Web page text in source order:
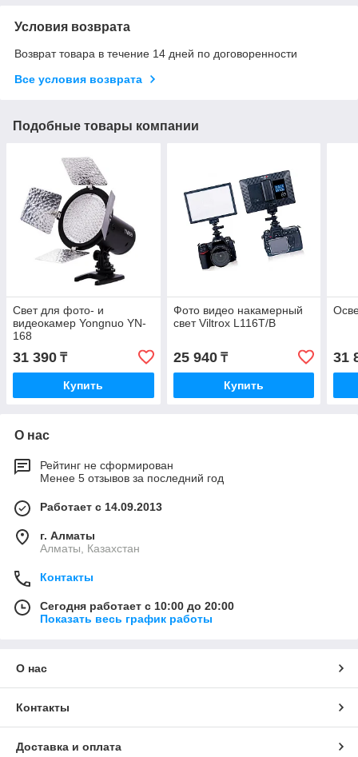
Условия возврата
Возврат товара в течение 14 дней по договоренности
Все условия возврата
Подобные товары компании
Свет для фото- и
видеокамер Yongnuo YN-
168
31 390 ₸
Купить
Фото видео накамерный
свет Viltrox L116T/B
25 940₸
Купить
31
О нас
Рейтинг не сформирован
Менее 5 отзывов за последний год
Работает с 14.09.2013
г. Алматы
Алматы, Казахстан
Контакты
Сегодня работает с 10:00 до 20:00
Показать весь график работы
О нас
Контакты
Доставка и оплата